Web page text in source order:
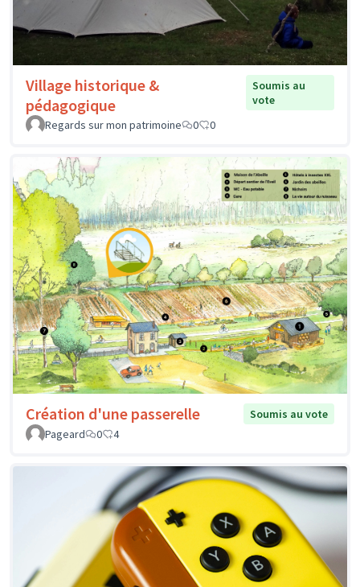
Village historique &
pédagogique
Soumis au
vote
Regards sur mon patrimoine
0 0
Création d'une passerelle
Soumis au vote
Pageard
0 4